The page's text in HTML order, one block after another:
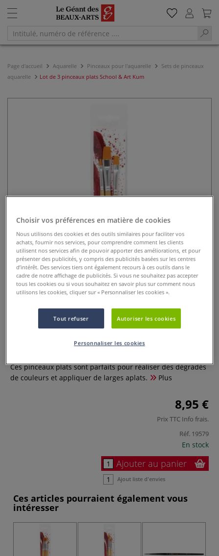
Page d'accueil Aquarelle Pinceaux pour l'aquarelle
Sets de pinceaux
aquarelle
Lot de 3 pinceaux plats School & Art Kum
Lot de 3 pinceaux plats School &
Art Kum
0 Commentaires
Ces pinceaux plats sont parfaits pour réaliser des dégradés
de couleurs et appliquer de larges aplats.
Plus
8,95 €
Prix TTC Info frais.
Réf. 19579
En stock
Ajouter au panier
Ajout liste d'envies
Ces articles pourraient également vous
intéresser
Choisir vos préférences en matière de cookies
Nous utilisons des cookies et des outils similaires pour faciliter vos
achats, fournir nos services, pour comprendre comment les clients
utilisent nos services afin de pouvoir apporter des améliorations, et pour
présenter des publicités, y compris des publicités basées sur les centres
d’intérêt. Des services tiers ont également recours à ces outils dans le
cadre de notre affichage de publicités. Si vous ne souhaitez pas accepter
tous les cookies ou si vous souhaitez en savoir plus sur comment nous
utilisons les cookies, cliquer sur « Personnaliser les cookies ».
Tout refuser Autoriser les cookies
Personnaliser les cookies